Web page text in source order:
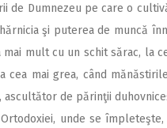
de Dumnezeu pe care o
şi puterea de muncă
mai mult cu un schit sărac, la
cea mai grea, când
ascultător de părinţii
unde se